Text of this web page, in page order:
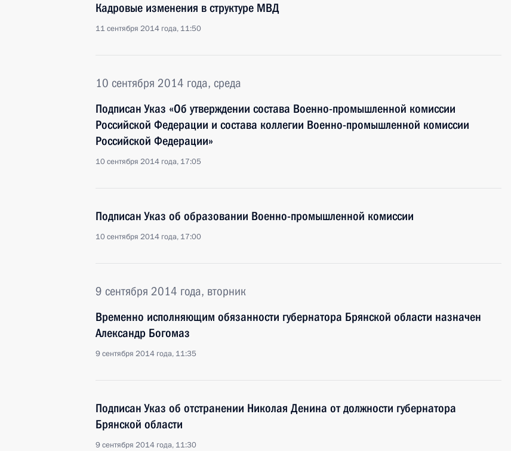
Кадровые изменения в структуре МВД
11 сентября 2014 года, 11:50
10 сентября 2014 года, среда
Подписан Указ «Об утверждении состава Военно-промышленной комиссии
Российской Федерации и состава коллегии Военно-промышленной комиссии
Российской Федерации»
10 сентября 2014 года, 17:05
Подписан Указ об образовании Военно-промышленной комиссии
10 сентября 2014 года, 17:00
9 сентября 2014 года, вторник
Временно исполняющим обязанности губернатора Брянской области назначен
Александр Богомаз
9 сентября 2014 года, 11:35
Подписан Указ об отстранении Николая Денина от должности губернатора
Брянской области
9 сентября 2014 года, 11:30